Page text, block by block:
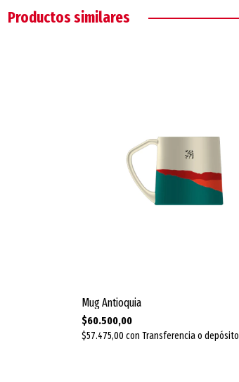
Productos similares
Mug Antioquia
$60.500,00
$57.475,00 con Transferencia o depósito